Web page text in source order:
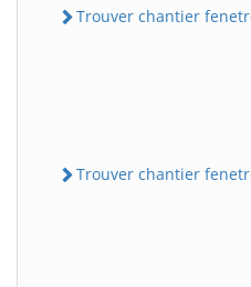
Trouver chantier
Trouver chantier